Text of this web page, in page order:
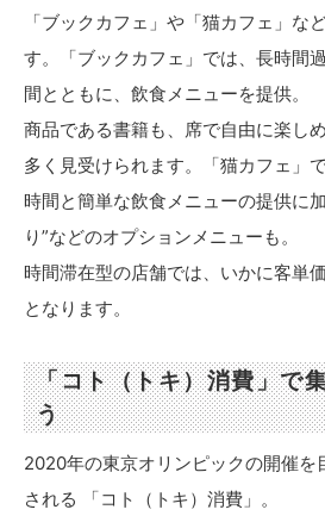
「ブックカフェ」や「猫カフェ」な
す。「ブックカフェ」では、長時間
間とともに、飲食メニューを提供。
商品である書籍も、席で自由に楽し
多く見受けられます。「猫カフェ」
時間と簡単な飲食メニューの提供に
り”などのオプションメニューも。
時間滞在型の店舗では、いかに客単
となります。
「コト（トキ）消費」で
う
2020年の東京オリンピックの開催を
される 「コト（トキ）消費」。